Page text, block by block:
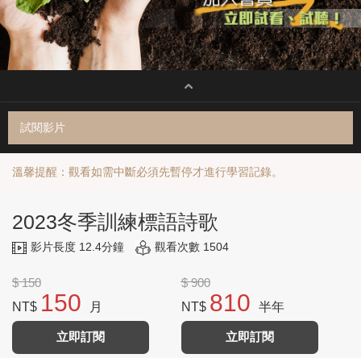
試閱影片
溫馨提醒：觀看如需中斷必須先暫停才進行學習記錄。
2023冬季訓練標語詩歌
影片長度 12.4分鐘 觀看次數 1504
$ 150
NT$ 150 月
立即訂閱
$ 900
NT$ 810 半年
立即訂閱